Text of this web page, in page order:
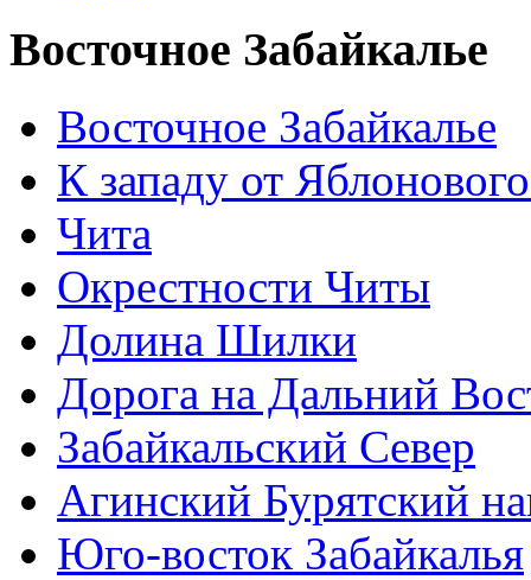
Восточное Забайкалье
Восточное Забайкалье
К западу от
Чита
Окрестности Читы
Долина Шилки
Дорога на Дальний
Забайкальский Север
Агинский Бурятский
Юго-восток Забайкалья